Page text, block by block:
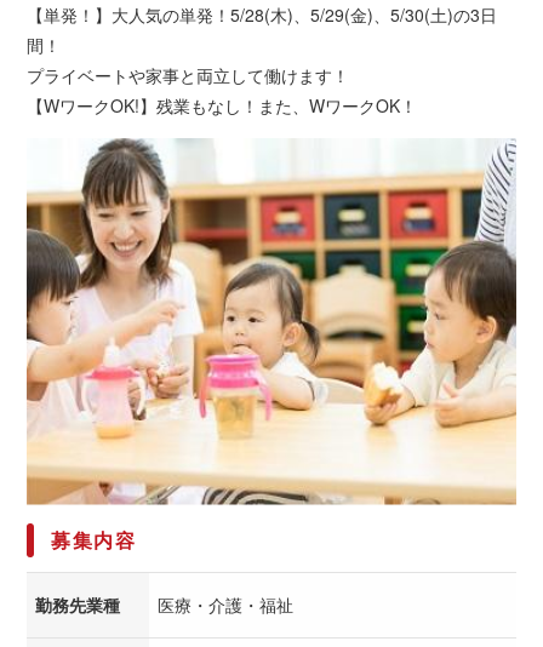
【単発！】大人気の単発！5/28(木)、5/29(金)、5/30(土)の3日
間！
プライベートや家事と両立して働けます！
【WワークOK!】残業もなし！また、WワークOK！
募集内容
勤務先業種 医療・介護・福祉